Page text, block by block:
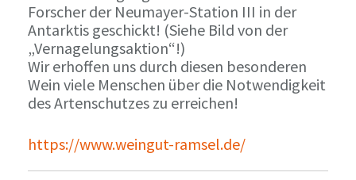
Forscher der Neumayer-Station III in der
Antarktis geschickt! (Siehe Bild von der
„Vernagelungsaktion“!)
Wir erhoffen uns durch diesen besonderen
Wein viele Menschen über die Notwendigkeit
des Artenschutzes zu erreichen!
https://www.weingut-ramsel.de/